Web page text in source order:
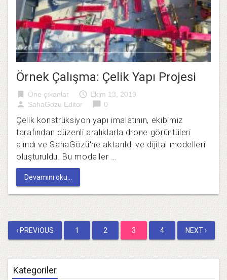
Örnek Çalışma: Çelik Yapı Projesi
bookmark Öne çıkanlar access_time Ekim 13, 2019
person SahaGozu Editor 0
Çelik konstrüksiyon yapı imalatının, ekibimiz
tarafından düzenli aralıklarla drone görüntüleri
alındı ve SahaGözü'ne aktarıldı ve dijital modelleri
oluşturuldu. Bu modeller …
Devamını oku...
Yazı
dolaşımı
‹ PREVIOUS 1 2 3 4 NEXT ›
Kategoriler